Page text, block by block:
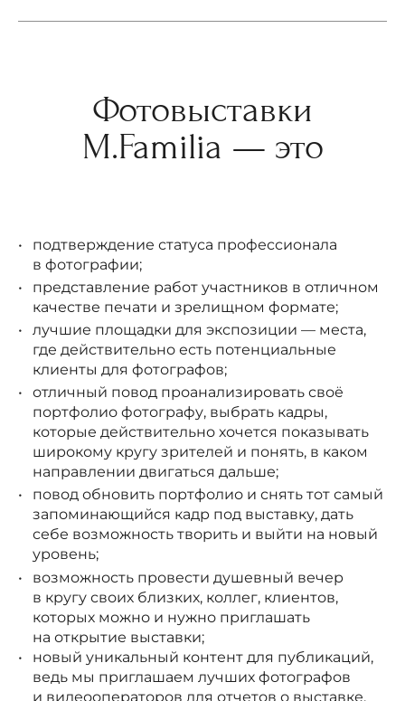
Фотовыставки
M.Familia — это
подтверждение статуса профессионала
в фотографии;
представление работ участников в отличном
качестве печати и зрелищном формате;
лучшие площадки для экспозиции — места,
где действительно есть потенциальные
клиенты для фотографов;
отличный повод проанализировать своё
портфолио фотографу, выбрать кадры,
которые действительно хочется показывать
широкому кругу зрителей и понять, в каком
направлении двигаться дальше;
повод обновить портфолио и снять тот самый
запоминающийся кадр под выставку, дать
себе возможность творить и выйти на новый
уровень;
возможность провести душевный вечер
в кругу своих близких, коллег, клиентов,
которых можно и нужно приглашать
на открытие выставки;
новый уникальный контент для публикаций,
ведь мы приглашаем лучших фотографов
и видеооператоров для отчетов о выставке,